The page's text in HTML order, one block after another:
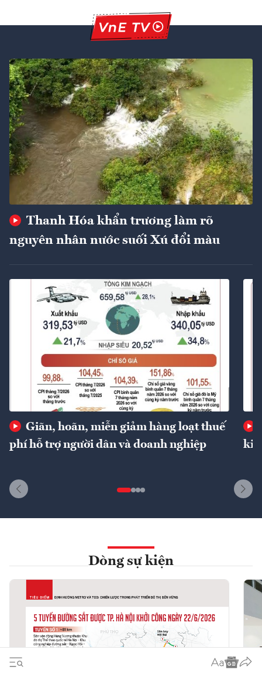
Thanh Hóa khẩn trương làm rõ
nguyên nhân nước suối Xú đổi màu
Giãn, hoãn, miễn giảm hàng loạt thuế
phí hỗ trợ người dân và doanh nghiệp
Dòng sự kiện